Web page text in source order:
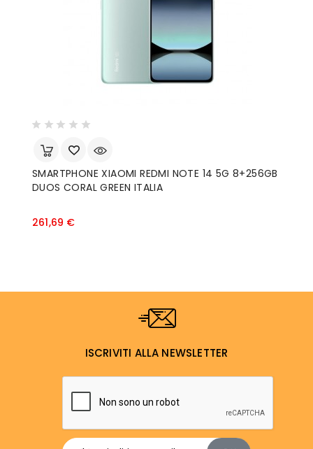
SMARTPHONE XIAOMI REDMI NOTE 14 5G 8+256GB
DUOS CORAL GREEN ITALIA
261,69 €Prezzo
ISCRIVITI ALLA NEWSLETTER